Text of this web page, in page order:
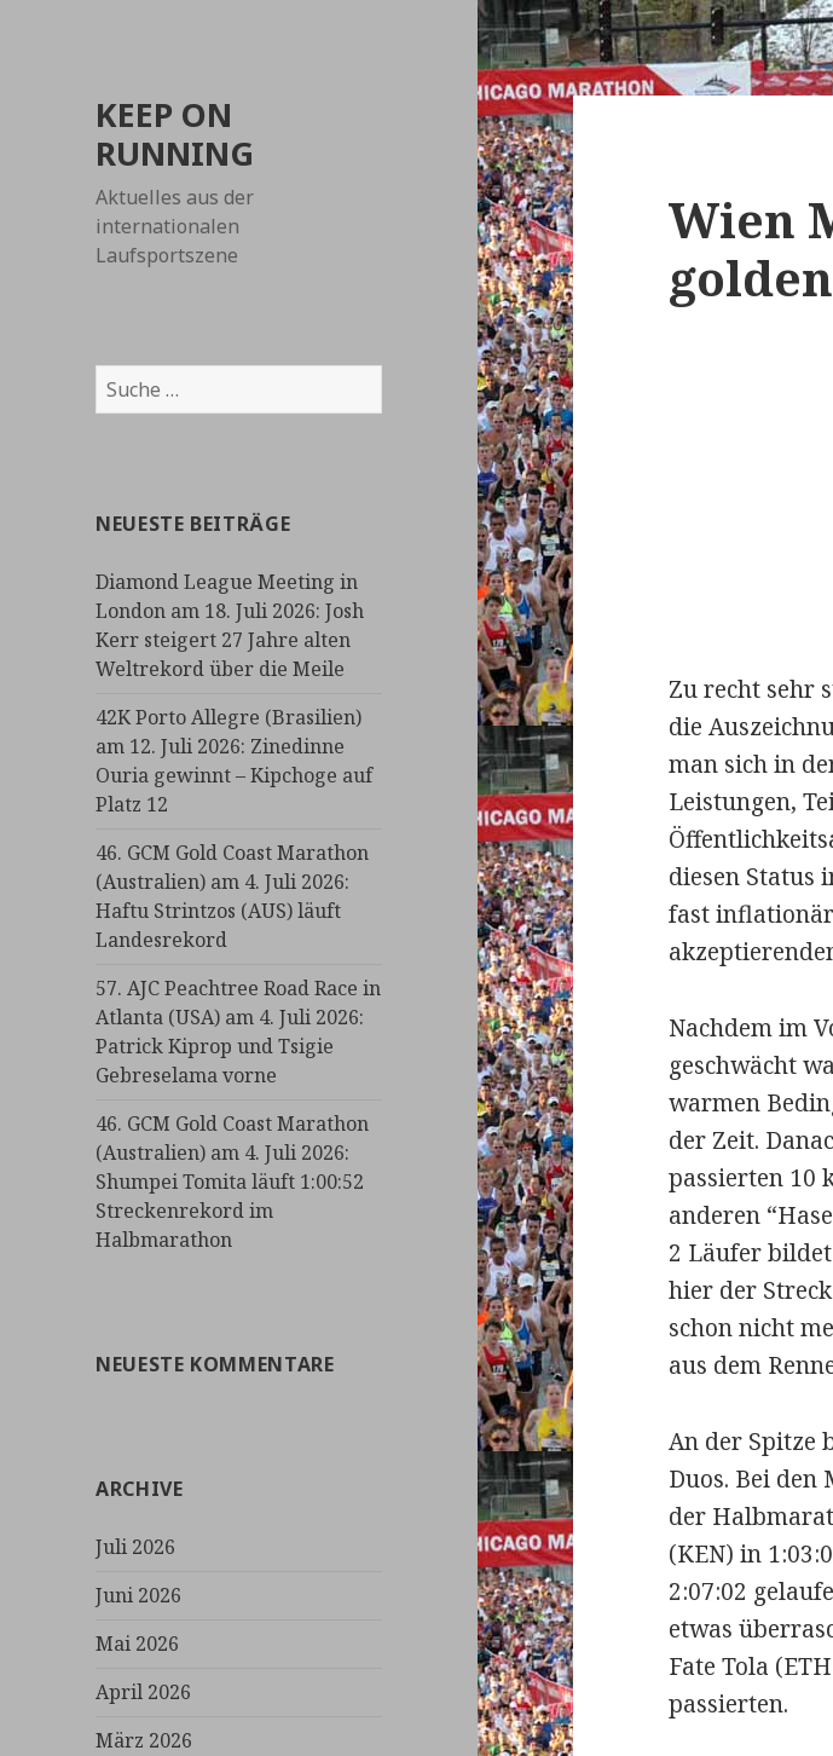
KEEP ON
RUNNING
Aktuelles aus der
internationalen
Laufsportszene
Suche
nach:
NEUESTE BEITRÄGE
Diamond League Meeting in
London am 18. Juli 2026: Josh
Kerr steigert 27 Jahre alten
Weltrekord über die Meile
42K Porto Allegre (Brasilien)
am 12. Juli 2026: Zinedinne
Ouria gewinnt – Kipchoge auf
Platz 12
46. GCM Gold Coast Marathon
(Australien) am 4. Juli 2026:
Haftu Strintzos (AUS) läuft
Landesrekord
57. AJC Peachtree Road Race in
Atlanta (USA) am 4. Juli 2026:
Patrick Kiprop und Tsigie
Gebreselama vorne
46. GCM Gold Coast Marathon
(Australien) am 4. Juli 2026:
Shumpei Tomita läuft 1:00:52
Streckenrekord im
Halbmarathon
NEUESTE KOMMENTARE
ARCHIVE
Juli 2026
Juni 2026
Mai 2026
April 2026
März 2026
Wien
Zu recht sehr
die
man sich in
Leistungen,
diesen Status
fast
Nachdem im
geschwächt
warmen
der Zeit.
passierten 10
anderen
2 Läufer
hier der
schon nicht
aus dem
An der Spitze
Duos. Bei den
der
(KEN) in
2:07:02
etwas
Fate Tola
passierten.